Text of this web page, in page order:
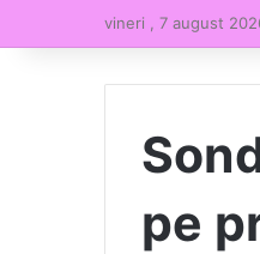
vineri , 7 august
pe